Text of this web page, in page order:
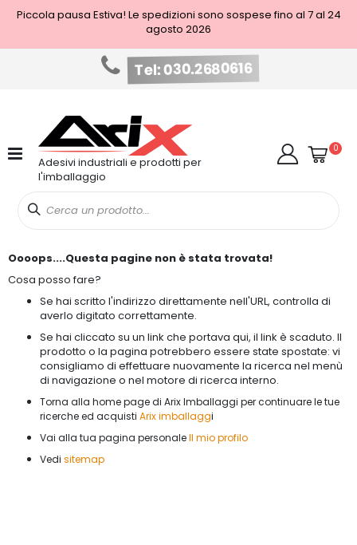
Piccola pausa Estiva! Le spedizioni sono sospese fino al 7 al 24
agosto 2026
Tel: 030.2680616
contenuto
Adesivi industriali e prodotti per
l'imballaggio
Cerca Cart
0
Oooops....Questa pagine non è stata trovata!
Cosa posso fare?
Se hai scritto l'indirizzo direttamente nell'URL, controlla di
averlo digitato correttamente.
Se hai cliccato su un link che portava qui, il link è scaduto. Il
prodotto o la pagina potrebbero essere state spostate: vi
consigliamo di effettuare nuovamente la ricerca nel menù
di navigazione o nel motore di ricerca interno.
Torna alla home page di Arix Imballaggi per continuare le tue
ricerche ed acquisti Arix imballaggi
Vai alla tua pagina personaleIl mio profilo
Vedi sitemap